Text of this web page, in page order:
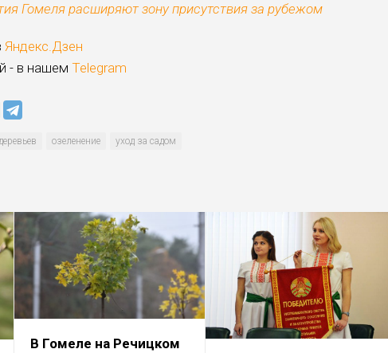
Гомеля расширяют зону присутствия за рубежом
Яндекс.Дзен
- в нашем Telegram
озеленение уход за садом
В Гомеле на Речицком